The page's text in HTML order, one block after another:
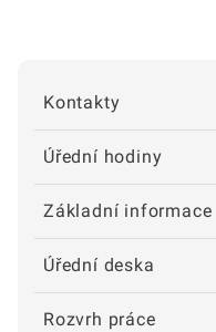
Kontakty
Úřední hodiny
Základní informace
Úřední deska
Rozvrh práce